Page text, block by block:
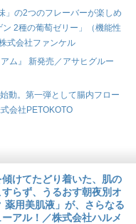
」の2つのフレーバーが楽しめ
2種の葡萄ゼリー」（機能性
式会社ファンケル
ム』 新発売／アサヒグルー
動。第一弾として腸内フロー
会社PETOKOTO
けてたどり着いた、肌の
らず、うるおす朝夜別オ
薬用美肌液」が、さらなる
アル！／株式会社ハルメ